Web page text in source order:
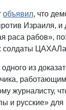
объявил, что
Израиля,
раса рабов»,
солдаты
одного из
журналисту,
и русские»